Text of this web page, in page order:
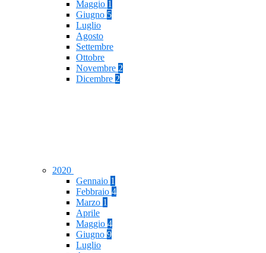
Maggio 1
Giugno 5
Luglio
Agosto
Settembre
Ottobre
Novembre 2
Dicembre 2
2020
Gennaio 1
Febbraio 4
Marzo 1
Aprile
Maggio 4
Giugno 9
Luglio